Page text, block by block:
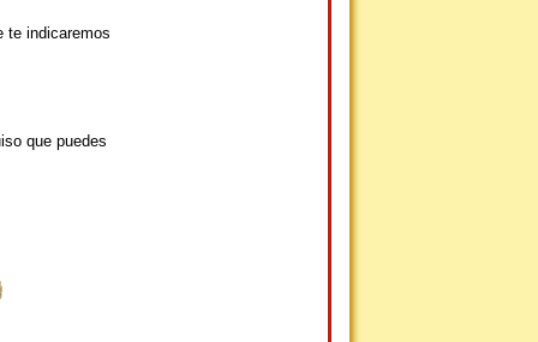
te indicaremos
que puedes